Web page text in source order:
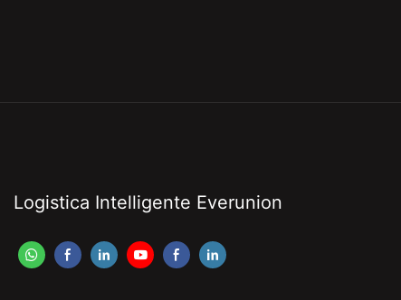
Logistica Intelligente Everunion